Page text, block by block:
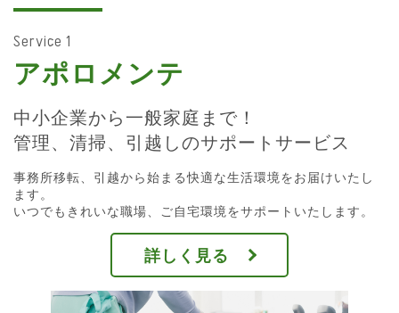
Service 1
アポロメンテ
中小企業から一般家庭まで！
管理、清掃、引越しのサポートサービス
事務所移転、引越から始まる快適な生活環境をお届けいたし
ます。
いつでもきれいな職場、ご自宅環境をサポートいたします。
詳しく見る